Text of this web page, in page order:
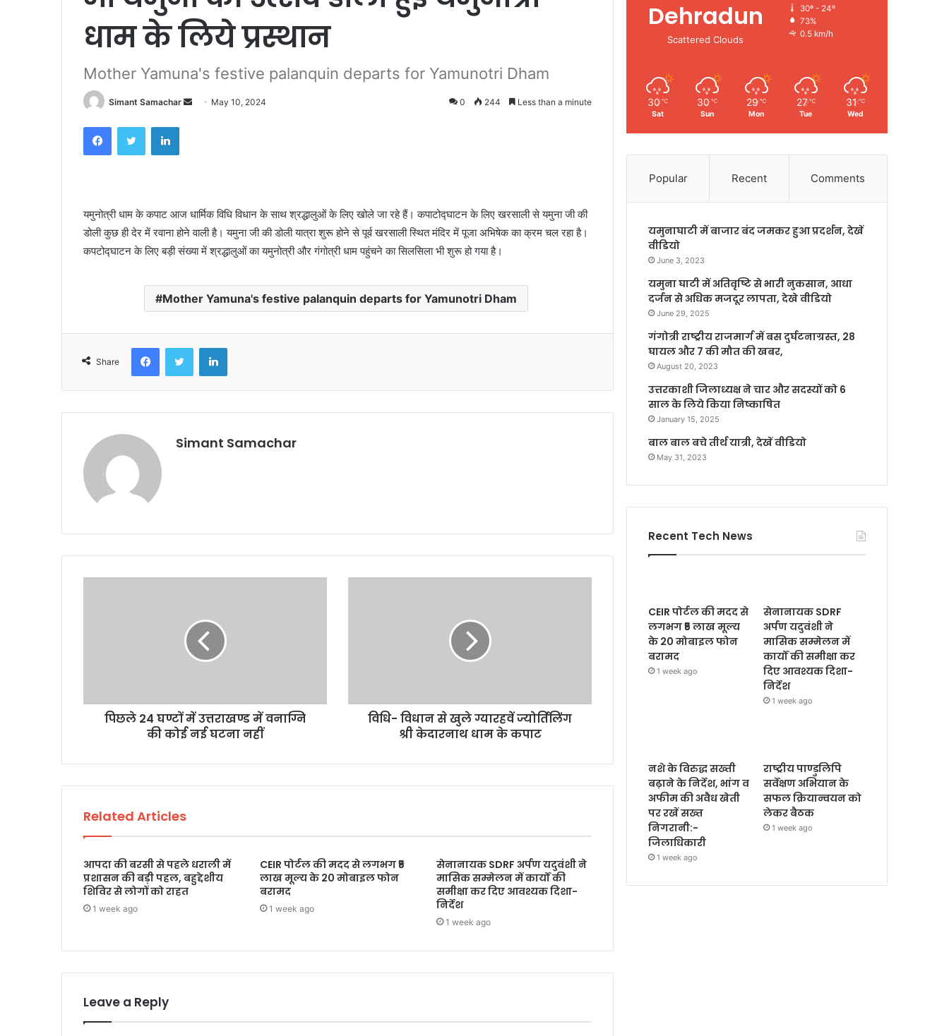
धाम के लिये प्रस्थान
Mother Yamuna's festive palanquin departs for Yamunotri Dham
Simant Samachar
m
a
i
May 10, 2024 0 244 Less than a minute
यमुनोत्री धाम के कपाट आज धार्मिक विधि विधान के साथ श्रद्धालुओं के लिए खोले जा रहे हैं। कपाटोद्घाटन के लिए खरसाली से यमुना जी की
डोली कुछ ही देर में रवाना होने वाली है। यमुना जी की डोली यात्रा शुरू होने से पूर्व खरसाली स्थित मंदिर में पूजा अभिषेक का क्रम चल रहा है।
कपटोद्घाटन के लिए बड़ी संख्या में श्रद्धालुओं का यमुनोत्री और गंगोत्री धाम पहुंचने का सिलसिला भी शुरू हो गया है।
Mother Yamuna's festive palanquin departs for Yamunotri Dham
Share
Simant Samachar
पिछले 24 घण्टों में उत्तराखण्ड में वनाग्नि
की कोई नई घटना नहीं
विधि- विधान से खुले ग्यारहवें ज्योर्तिलिंग
श्री केदारनाथ धाम के कपाट
Related Articles
आपदा की बरसी से पहले धराली में
प्रशासन की बड़ी पहल, बहुद्देशीय
शिविर से लोगों को राहत
1 week ago
CEIR पोर्टल की मदद से लगभग ₹5
लाख मूल्य के 20 मोबाइल फोन
बरामद
1 week ago
सेनानायक SDRF अर्पण यदुवंशी ने
मासिक सम्मेलन में कार्यों की
समीक्षा कर दिए आवश्यक दिशा-
निर्देश
1 week ago
Leave a Reply
Dehradun
Scattered Clouds
30º - 24º
73%
0.5 km/h
30 ℃
Sat
30 ℃
Sun
29 ℃
Mon
27 ℃
Tue
31 ℃
Wed
Popular Recent Comments
यमुनाघाटी में बाजार बंद जमकर हुआ प्रदर्शन, देखें
वीडियो
June 3, 2023
यमुना घाटी में अतिवृष्टि से भारी नुकसान, आधा
दर्जन से अधिक मजदूर लापता, देखे वीडियो
June 29, 2025
गंगोत्री राष्ट्रीय राजमार्ग में बस दुर्घटनाग्रस्त, 28
घायल और 7 की मौत की खबर,
August 20, 2023
उत्तरकाशी जिलाध्यक्ष ने चार और सदस्यों को 6
साल के लिये किया निष्काषित
January 15, 2025
बाल बाल बचे तीर्थ यात्री, देखें वीडियो
May 31, 2023
Recent Tech News
CEIR पोर्टल की मदद से
लगभग ₹5 लाख मूल्य
के 20 मोबाइल फोन
बरामद
1 week ago
सेनानायक SDRF
अर्पण यदुवंशी ने
मासिक सम्मेलन में
कार्यों की समीक्षा कर
दिए आवश्यक दिशा-
निर्देश
1 week ago
नशे के विरुद्ध सख्ती
बढ़ाने के निर्देश, भांग व
अफीम की अवैध खेती
पर रखें सख्त
निगरानी:-
जिलाधिकारी
1 week ago
राष्ट्रीय पाण्डुलिपि
सर्वेक्षण अभियान के
सफल क्रियान्वयन को
लेकर बैठक
1 week ago